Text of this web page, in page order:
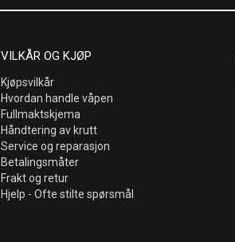
VILKÅR OG KJØP
Kjøpsvilkår
Hvordan handle våpen
Fullmaktskjema
Håndtering av krutt
Service og reparasjon
Betalingsmåter
Frakt og retur
Hjelp - Ofte stilte spørsmål